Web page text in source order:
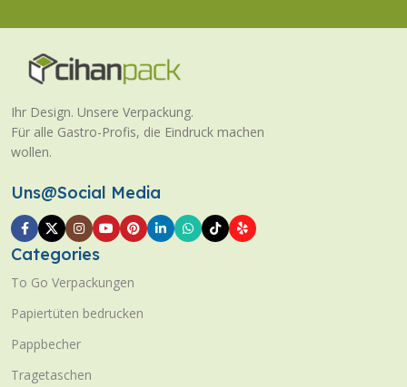
Ihr Design. Unsere Verpackung.
Für alle Gastro-Profis, die Eindruck machen
wollen.
Uns@Social Media
Categories
To Go Verpackungen
Papiertüten bedrucken
Pappbecher
Tragetaschen